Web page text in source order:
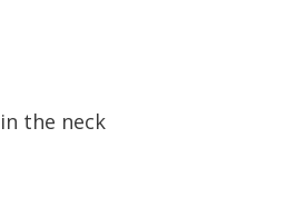
in the neck